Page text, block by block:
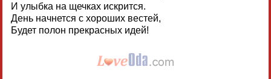
И улыбка на щечках искрится.
День начнется с хороших вестей,
Будет полон прекрасных идей!